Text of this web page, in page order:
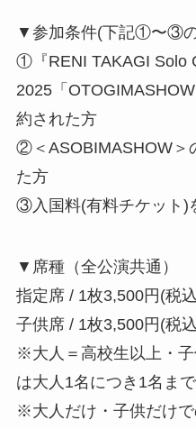
▼参加条件(下記①〜③
①『RENI TAKAGI Solo
2025「
約された方
②＜ASOBIMASHOW＞
た方
③入国料(有料チケット)
▼席種（全公演共通）
指定席 / 1枚3,500円(税
子供席 / 1枚3,500円(税
※大人＝高校生以上・
は大人1名につき1名ま
※大人だけ・子供だけ